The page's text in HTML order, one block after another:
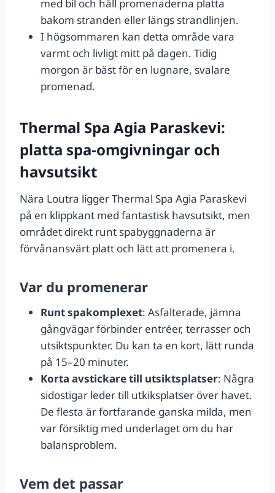
med bil och håll promenaderna platta
bakom stranden eller längs strandlinjen.
I högsommaren kan detta område vara
varmt och livligt mitt på dagen. Tidig
morgon är bäst för en lugnare, svalare
promenad.
Thermal Spa Agia Paraskevi:
platta spa‑omgivningar och
havsutsikt
Nära Loutra ligger Thermal Spa Agia Paraskevi
på en klippkant med fantastisk havsutsikt, men
området direkt runt spabyggnaderna är
förvånansvärt platt och lätt att promenera i.
Var du promenerar
Runt spakomplexet: Asfalterade, jämna
gångvägar förbinder entréer, terrasser och
utsiktspunkter. Du kan ta en kort, lätt runda
på 15–20 minuter.
Korta avstickare till utsiktsplatser: Några
sidostigar leder till utkiksplatser över havet.
De flesta är fortfarande ganska milda, men
var försiktig med underlaget om du har
balansproblem.
Vem det passar